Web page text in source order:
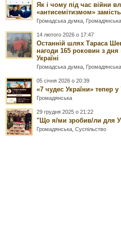
Як і чому під час війни
«антисемітизмом»
Громадська думка Громадянська
14 лютого 2026 о 17:47
Останній шлях Тараса
нагоди 165 роковин з дня
Україні
Громадська думка Громадянська
05 січня 2026 о 20:39
«7 чудес України» тепер у
Громадянська
29 грудня 2025 о 21:22
"Що я/ми зробив/ли для
Громадянська ,Суспільство